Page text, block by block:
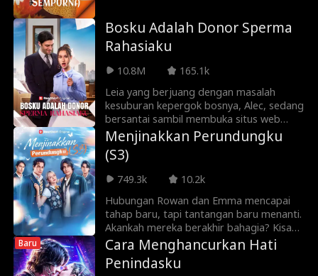
bayinya. Namun, apakah rahasia ini bisa
ditutupi selamanya?
Bosku Adalah Donor Sperma
Rahasiaku
10.8M
165.1k
Leia yang berjuang dengan masalah
kesuburan kepergok bosnya, Alec, sedang
bersantai sambil membuka situs web
donor sperma di kantor. Saking malunya,
ia berusaha melupakan kejadian itu.
Setelah memilih donor secara hati-hati di
bank sperma, takdir berkata lain—ia
malah tanpa sadar memilih donor Alec.
Kapan Leia akan menyadari bahwa anak
yang dikandungnya sebenarnya adalah
anak Alec?
Menjinakkan Perundungku
(S3)
749.3k
10.2k
Hubungan Rowan dan Emma mencapai
tahap baru, tapi tantangan baru menanti.
Akankah mereka berakhir bahagia? Kisah
Emma dan si Empat Besar akan segera
mencapai puncaknya. Nantikan akhir yang
ditunggu-tunggu.
Baru
Cara Menghancurkan Hati
Penindasku